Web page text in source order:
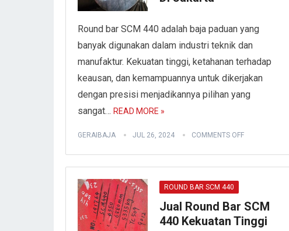
Round bar SCM 440 adalah baja paduan yang
banyak digunakan dalam industri teknik dan
manufaktur. Kekuatan tinggi, ketahanan terhadap
keausan, dan kemampuannya untuk dikerjakan
dengan presisi menjadikannya pilihan yang
sangat… READ MORE »
GERAIBAJA JUL 26, 2024 COMMENTS OFF
ROUND BAR SCM 440
Jual Round Bar SCM
440 Kekuatan Tinggi